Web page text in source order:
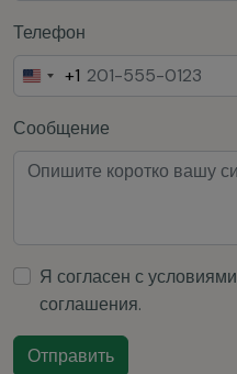
Телефон
United
+1
+1
Сообщение
Я согласен с условиями
соглашения.
Отправить